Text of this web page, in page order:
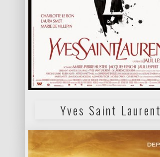
Yves Saint Laurent